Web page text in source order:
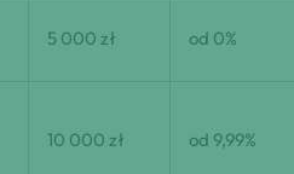
5 000 zł od 0%
10 000 zł od 9,99%